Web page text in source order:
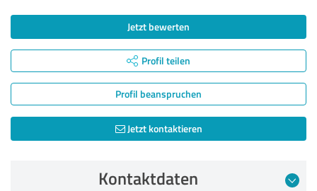
Jetzt bewerten
Profil teilen
Profil beanspruchen
Jetzt kontaktieren
Kontaktdaten